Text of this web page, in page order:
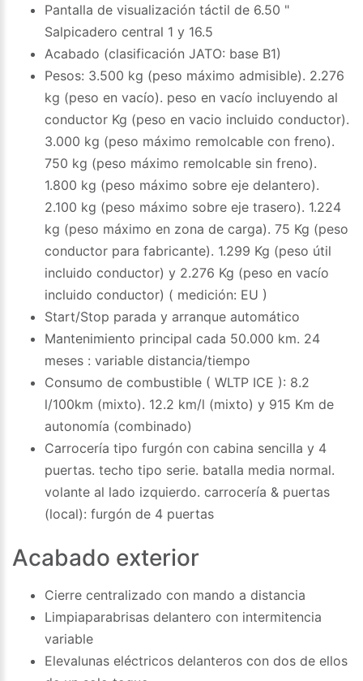
Pantalla de visualización táctil de 6.50 "
Salpicadero central 1 y 16.5
Acabado (clasificación JATO: base B1)
Pesos: 3.500 kg (peso máximo admisible). 2.276
kg (peso en vacío). peso en vacío incluyendo al
conductor Kg (peso en vacio incluido conductor).
3.000 kg (peso máximo remolcable con freno).
750 kg (peso máximo remolcable sin freno).
1.800 kg (peso máximo sobre eje delantero).
2.100 kg (peso máximo sobre eje trasero). 1.224
kg (peso máximo en zona de carga). 75 Kg (peso
conductor para fabricante). 1.299 Kg (peso útil
incluido conductor) y 2.276 Kg (peso en vacío
incluido conductor) ( medición: EU )
Start/Stop parada y arranque automático
Mantenimiento principal cada 50.000 km. 24
meses : variable distancia/tiempo
Consumo de combustible ( WLTP ICE ): 8.2
l/100km (mixto). 12.2 km/l (mixto) y 915 Km de
autonomía (combinado)
Carrocería tipo furgón con cabina sencilla y 4
puertas. techo tipo serie. batalla media normal.
volante al lado izquierdo. carrocería & puertas
(local): furgón de 4 puertas
Acabado exterior
Cierre centralizado con mando a distancia
Limpiaparabrisas delantero con intermitencia
variable
Elevalunas eléctricos delanteros con dos de ellos